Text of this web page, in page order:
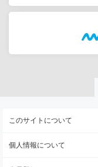
このサイトについて
個人情報について